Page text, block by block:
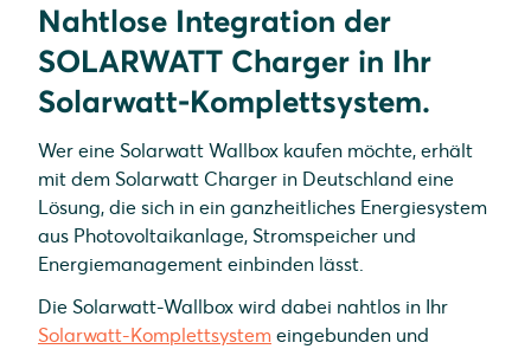
Nahtlose Integration der
SOLARWATT Charger in Ihr
Solarwatt-Komplettsystem.
Wer eine Solarwatt Wallbox kaufen möchte, erhält
mit dem Solarwatt Charger in Deutschland eine
Lösung, die sich in ein ganzheitliches Energiesystem
aus Photovoltaikanlage, Stromspeicher und
Energiemanagement einbinden lässt.
Die Solarwatt-Wallbox wird dabei nahtlos in Ihr
Solarwatt-Komplettsystem eingebunden und